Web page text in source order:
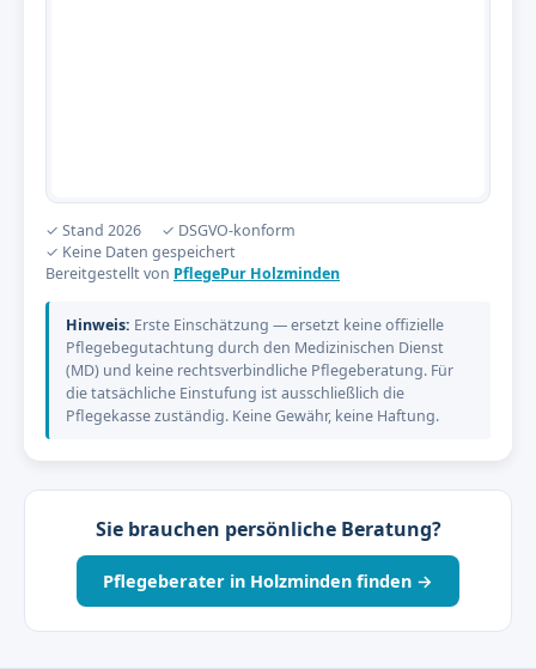
✓ Stand 2026
✓ DSGVO-konform
✓ Keine Daten gespeichert
Bereitgestellt von PflegePur Holzminden
Hinweis: Erste Einschätzung — ersetzt keine offizielle
Pflegebegutachtung durch den Medizinischen Dienst
(MD) und keine rechtsverbindliche Pflegeberatung. Für
die tatsächliche Einstufung ist ausschließlich die
Pflegekasse zuständig. Keine Gewähr, keine Haftung.
Sie brauchen persönliche Beratung?
Pflegeberater in Holzminden finden →